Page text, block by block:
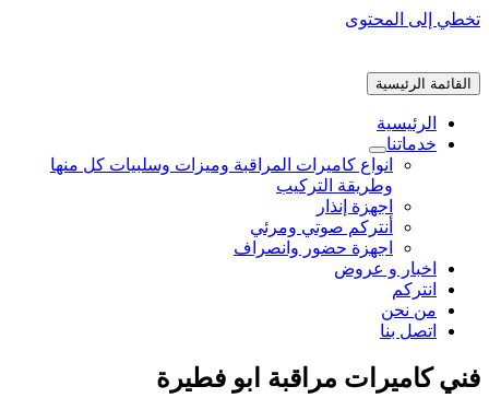
تخطي إلى المحتوى
القائمة الرئيسية
الرئيسية
خدماتنا
انواع كاميرات المراقبة وميزات وسلبيات كل منها
وطريقة التركيب
اجهزة إنذار
أنتركم صوتي ومرئي
اجهزة حضور وانصراف
اخبار و عروض
انتركم
من نحن
اتصل بنا
فني كاميرات مراقبة ابو فطيرة